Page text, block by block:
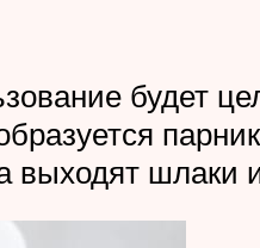
будет
выходят шлаки